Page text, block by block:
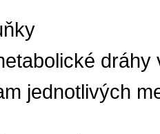
dráhy
jednotlivých